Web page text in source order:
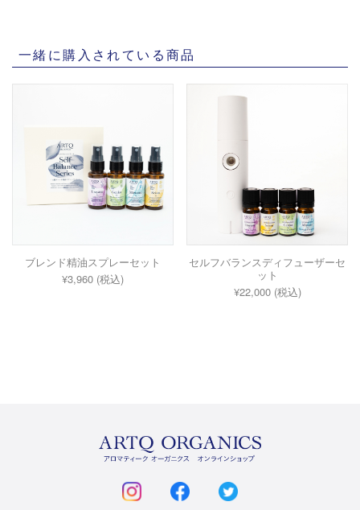
一緒に購入されている商品
ブレンド精油スプレーセット
¥3,960 (税込)
セルフバランスディフューザーセ
ット
¥22,000 (税込)
ARTQ
ORGANICS